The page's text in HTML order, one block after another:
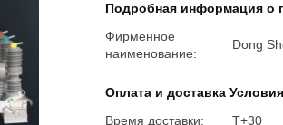
Подробная информация о
Фирменное
наименование:
Dong
Оплата и доставка
Время доставки:
Т+30